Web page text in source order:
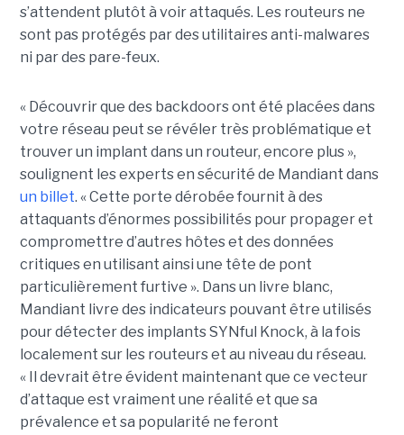
s’attendent plutôt à voir attaqués. Les routeurs ne
sont pas protégés par des utilitaires anti-malwares
ni par des pare-feux.
« Découvrir que des backdoors ont été placées dans
votre réseau peut se révéler très problématique et
trouver un implant dans un routeur, encore plus »,
soulignent les experts en sécurité de Mandiant dans
un billet. « Cette porte dérobée fournit à des
attaquants d’énormes possibilités pour propager et
compromettre d’autres hôtes et des données
critiques en utilisant ainsi une tête de pont
particulièrement furtive ». Dans un livre blanc,
Mandiant livre des indicateurs pouvant être utilisés
pour détecter des implants SYNful Knock, à la fois
localement sur les routeurs et au niveau du réseau.
« Il devrait être évident maintenant que ce vecteur
d’attaque est vraiment une réalité et que sa
prévalence et sa popularité ne feront